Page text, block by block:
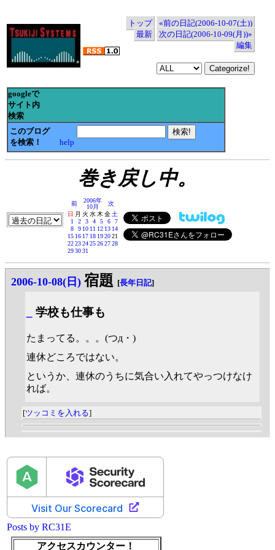
トップ
«前の日記(2006-10-07(土))
最新
次の日記(2006-10-09(月))»
編集
googleで
サイト内
検索
このブログ
を検索！
help
巻き戻し中。
前
2006年
10月
次
日 月 火 水木金土
1
2 3 4 5 6
7
8
9 10 11 12 13 14
15 16 17 18 192021
22232425262728
293031
2006-10-08(日) 宿題 [長年日記]
学校も仕事も
たまってる。。。(つд・)
連休どころではない。
というか、連休のうちに気合い入れてやっつけなけ
れば。
[ツッコミを入れる]
Posts by RC31E
アクセスカウンター！